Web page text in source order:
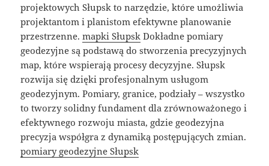
projektowych Słupsk to narzędzie, które umożliwia
projektantom i planistom efektywne planowanie
przestrzenne.mapki Słupsk Dokładne pomiary
geodezyjne są podstawą do stworzenia precyzyjnych
map, które wspierają procesy decyzyjne. Słupsk
rozwija się dzięki profesjonalnym usługom
geodezyjnym. Pomiary, granice, podziały – wszystko
to tworzy solidny fundament dla zrównoważonego i
efektywnego rozwoju miasta, gdzie geodezyjna
precyzja współgra z dynamiką postępujących zmian.
pomiary geodezyjne Słupsk